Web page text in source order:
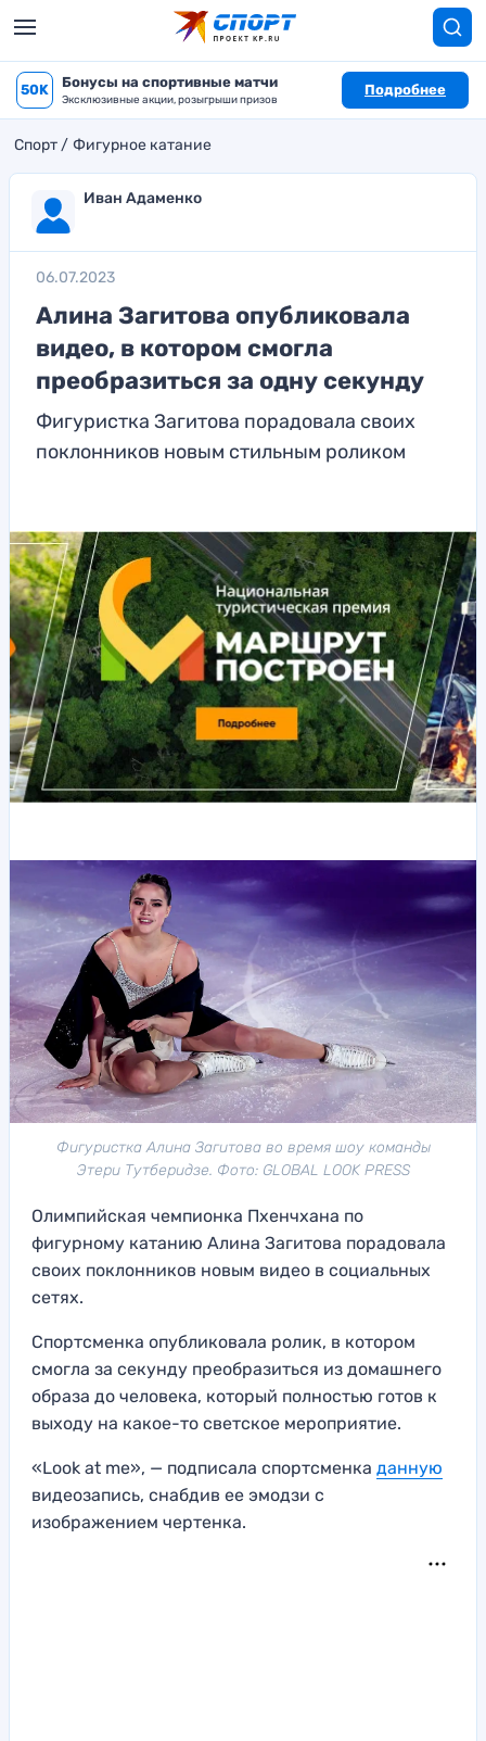
50K Бонусы на спортивные матчи
Эксклюзивные акции, розыгрыши призов
Подробнее
Спорт Фигурное катание
Иван Адаменко
06.07.2023
Алина Загитова опубликовала
видео, в котором смогла
преобразиться за одну секунду
Фигуристка Загитова порадовала своих
поклонников новым стильным роликом
Фигуристка Алина Загитова во время шоу команды
Этери Тутберидзе. Фото: GLOBAL LOOK PRESS
Олимпийская чемпионка Пхенчхана по
фигурному катанию Алина Загитова порадовала
своих поклонников новым видео в социальных
сетях.
Спортсменка опубликовала ролик, в котором
смогла за секунду преобразиться из домашнего
образа до человека, который полностью готов к
выходу на какое-то светское мероприятие.
«Look at me», — подписала спортсменка данную
видеозапись, снабдив ее эмодзи с
изображением чертенка.